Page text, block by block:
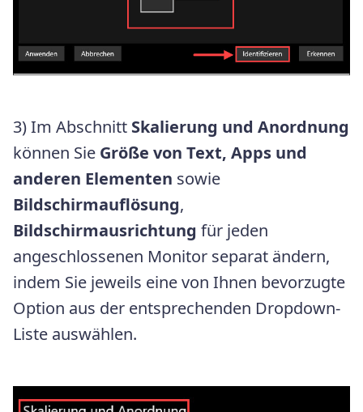
3) Im Abschnitt Skalierung und Anordnung
können Sie Größe von Text, Apps und
anderen Elementen sowie
Bildschirmauflösung,
Bildschirmausrichtung für jeden
angeschlossenen Monitor separat ändern,
indem Sie jeweils eine von Ihnen bevorzugte
Option aus der entsprechenden Dropdown-
Liste auswählen.